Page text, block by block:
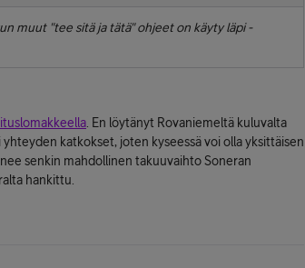
muut "tee sitä ja tätä" ohjeet on käyty läpi -
. En löytänyt Rovaniemeltä kuluvalta
katkokset, joten kyseessä voi olla yksittäisen
senkin mahdollinen takuuvaihto Soneran
hankittu.